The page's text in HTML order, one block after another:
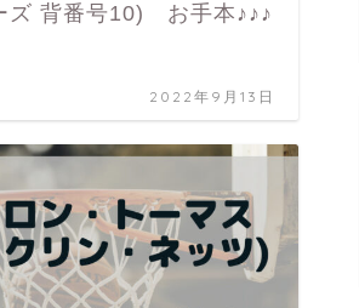
ズ 背番号10) お手本♪♪♪
2022年9月13日